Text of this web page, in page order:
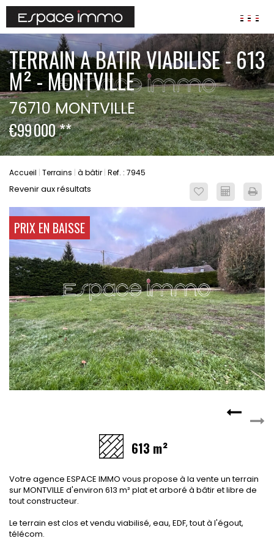
AGENCES
ANNONCES
VIAGER
IMMOBILIER D'ENTREPRISE
Locaux commerciaux
Bureaux
Garantie Loyers impayés
Assurances
SYNDIC
CONTACT
RECRUTEMENT
SERVICES
Actualités
Partenaires
Le palmarès de l'entreprise
TERRAIN A BATIR VIABILISE - 613
M² - MONTVILLE
76710 MONTVILLE
€99 000**
Accueil Terrains à bâtir Ref. : 7945
Revenir aux résultats
PRIX EN BAISSE
613 m²
Votre agence ESPACE IMMO vous propose à la vente un terrain
sur MONTVILLE d'environ 613 m² plat et arboré à bâtir et libre de
tout constructeur.
Le terrain est clos et vendu viabilisé, eau, EDF, tout à l'égout,
télécom.